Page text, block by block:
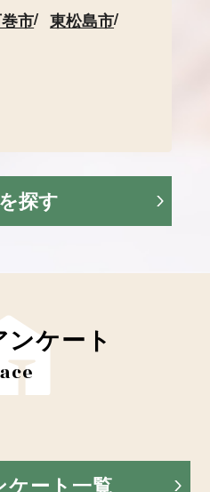
市
東松島市
探す
ケート
ケート一覧